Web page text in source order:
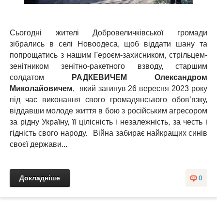
Сьогодні жителі Добровеличківської громади
зібрались в селі Новоодеса, щоб віддати шану та
попрощатись з нашим Героєм-захисником, стрільцем-
зенітником зенітно-ракетного взводу, старшим
солдатом
РАДКЕВИЧЕМ Олександром
Миколайовичем, який загинув 26 вересня 2023 року
під час виконання свого громадянського обов’язку,
віддавши молоде життя в бою з російським агресором
за рідну Україну, її цілісність і незалежність, за честь і
гідність свого народу. Війна забирає найкращих синів
своєї держави...
0
Докладніше